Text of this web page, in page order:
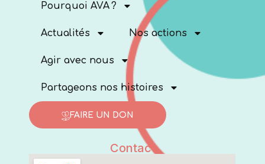
Pourquoi AVA ?
Actualités Nos actions
Agir avec nous
Partageons nos histoires
FAIRE UN DON
Contact